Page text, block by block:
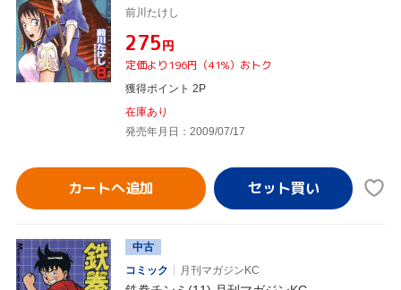
前川たけし
¥275円
定価より196円（41%）おトク
獲得ポイント 2P
在庫あり
発売年月日：2009/07/17
カートへ追加
中古
コミック
月刊マガジンKC